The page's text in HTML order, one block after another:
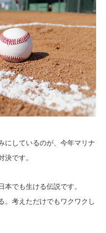
にしているのが、今年マリナ
決です。
でも生ける伝説です。
。考えただけでもワクワクし